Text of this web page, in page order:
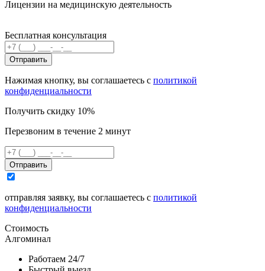
Лицензии на медицинскую деятельность
Бесплатная консультация
Отправить
Нажимая кнопку, вы соглашаетесь с политикой
конфиденциальности
Получить скидку 10%
Перезвоним в течение 2 минут
Отправить
отправляя заявку, вы соглашаетесь с политикой
конфиденциальности
Стоимость
Алгоминал
Работаем 24/7